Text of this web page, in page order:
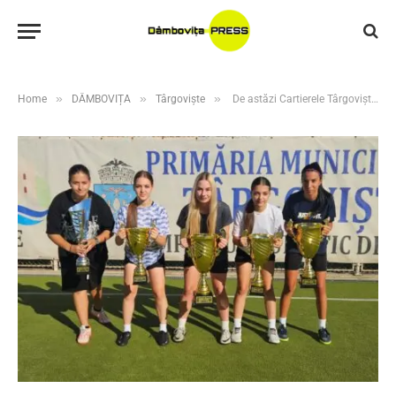
Home » DÂMBOVIȚA » Târgoviște » De astăzi Cartierele Târgoviștei intră în febra fotbalului